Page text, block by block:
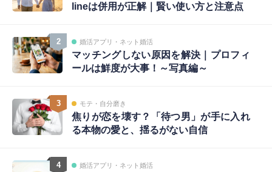
lineは併用が正解｜賢い使い方と注意点
2 婚活アプリ・ネット婚活
マッチングしない原因を解決｜プロフィ
ールは鮮度が大事！～写真編～
3 モテ・自分磨き
焦りが恋を壊す？「待つ男」が手に入れ
る本物の愛と、揺るがない自信
4 婚活アプリ・ネット婚活